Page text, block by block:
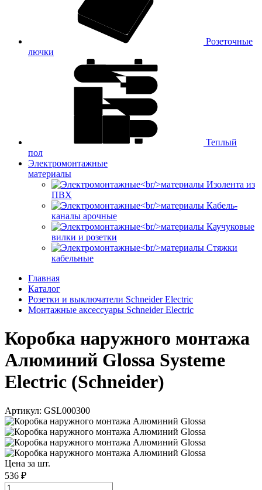
Розеточные
лючки
Теплый
пол
Электромонтажные
материалы
Изолента из
ПВХ
Кабель-
каналы арочные
Каучуковые
вилки и розетки
Стяжки
кабельные
Главная
Каталог
Розетки и выключатели Schneider Electric
Монтажные аксессуары Schneider Electric
Коробка наружного монтажа
Алюминий Glossa Systeme
Electric (Schneider)
Артикул: GSL000300
Цена за шт.
536 ₽